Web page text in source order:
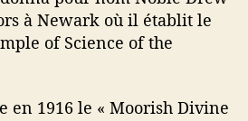
à Newark où il établit le
of Science of the
en 1916 le « Moorish Divine